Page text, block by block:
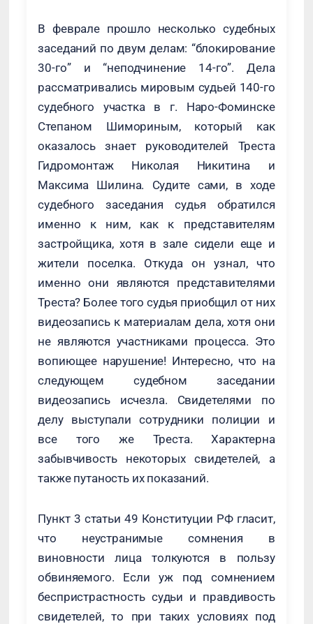
В феврале прошло несколько судебных
заседаний по двум делам: “блокирование
30-го” и “неподчинение 14-го”. Дела
рассматривались мировым судьей 140-го
судебного участка в г. Наро-Фоминске
Степаном Шимориным, который как
оказалось знает руководителей Треста
Гидромонтаж Николая Никитина и
Максима Шилина. Судите сами, в ходе
судебного заседания судья обратился
именно к ним, как к представителям
застройщика, хотя в зале сидели еще и
жители поселка. Откуда он узнал, что
именно они являются представителями
Треста? Более того судья приобщил от них
видеозапись к материалам дела, хотя они
не являются участниками процесса. Это
вопиющее нарушение! Интересно, что на
следующем судебном заседании
видеозапись исчезла. Свидетелями по
делу выступали сотрудники полиции и
все того же Треста. Характерна
забывчивость некоторых свидетелей, а
также путаность их показаний.
Пункт 3 статьи 49 Конституции РФ гласит,
что неустранимые сомнения в
виновности лица толкуются в пользу
обвиняемого. Если уж под сомнением
беспристрастность судьи и правдивость
свидетелей, то при таких условиях под